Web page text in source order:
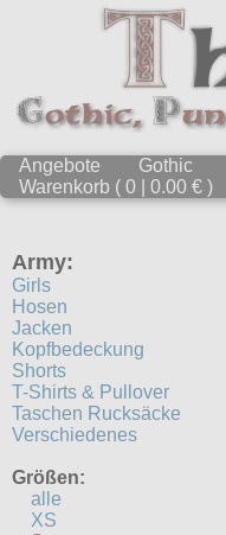
Angebote Gothic
Warenkorb ( 0 | 0.00 € )
Army:
Girls
Hosen
Jacken
Kopfbedeckung
Shorts
T-Shirts & Pullover
Taschen Rucksäcke
Verschiedenes
Größen:
alle
XS